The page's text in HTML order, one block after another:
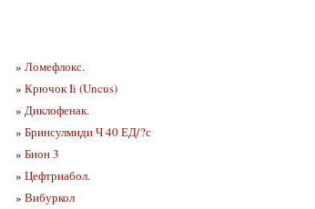
» Ломефлокс.
» Крючок Ii (Uncus)
» Диклофенак.
» Бринсулмиди Ч 40 ЕД/?с
» Бион 3
» Цефтриабол.
» Вибуркол